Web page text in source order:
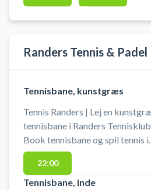
Randers Tennis & Padel
Tennisbane, kunstgræs
Tennis Randers | Lej en
tennisbane i Randers
Book tennisbane og spil tennis i
Randers på en kunstgræsbane
byens tennisklub.
22:00
Tennisbane, inde